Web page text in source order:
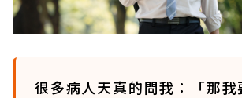
很多病人天真的問我：「那